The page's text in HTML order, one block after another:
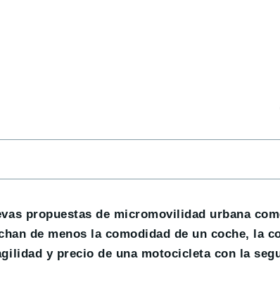
propuestas de micromovilidad urbana
de menos la comodidad de un coche, la
y precio de una motocicleta con la